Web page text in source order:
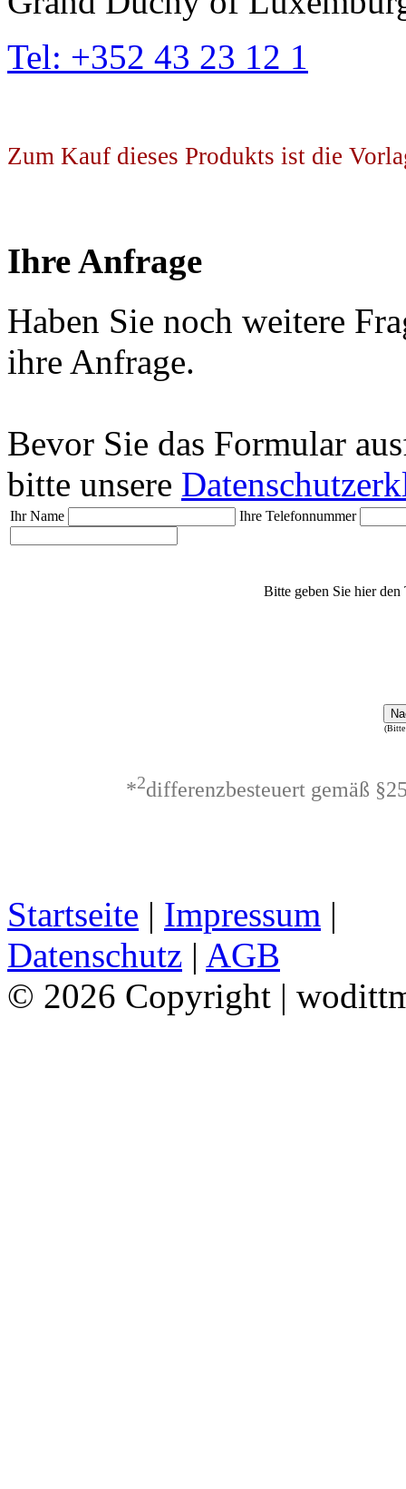
Tel: +352 43 23 12 1
Zum Kauf dieses Produkts ist die
Ihre Anfrage
Haben Sie noch weitere
ihre Anfrage.
Bevor Sie das Formular
bitte unsere
Ihr Name Ihre Telefonnummer
Bitte geben Sie hier
(Bitte
*2differenzbesteuert gemäß
Startseite | Impressum |
Datenschutz | AGB
© 2026 Copyright |